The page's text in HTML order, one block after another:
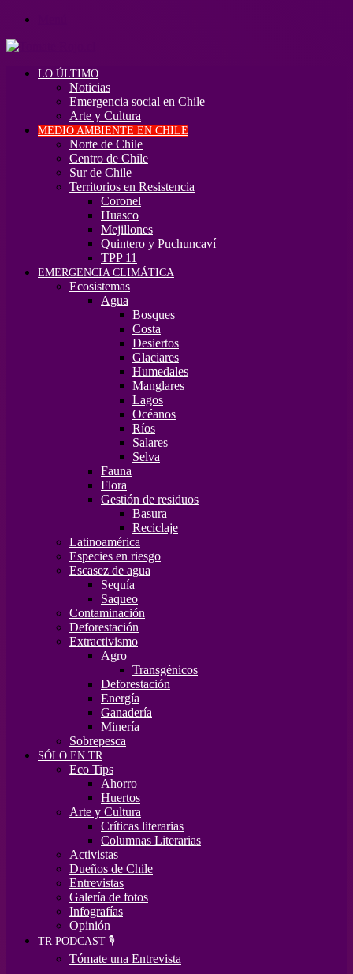
LO ÚLTIMO
Noticias
Emergencia social en Chile
Arte y Cultura
MEDIO AMBIENTE EN CHILE
Norte de Chile
Centro de Chile
Sur de Chile
Territorios en Resistencia
Coronel
Huasco
Mejillones
Quintero y Puchuncaví
TPP 11
EMERGENCIA CLIMÁTICA
Ecosistemas
Agua
Bosques
Costa
Desiertos
Glaciares
Humedales
Manglares
Lagos
Océanos
Ríos
Salares
Selva
Fauna
Flora
Gestión de residuos
Basura
Reciclaje
Latinoamérica
Especies en riesgo
Escasez de agua
Sequía
Saqueo
Contaminación
Deforestación
Extractivismo
Agro
Transgénicos
Deforestación
Energía
Ganadería
Minería
Sobrepesca
SÓLO EN TR
Eco Tips
Ahorro
Huertos
Arte y Cultura
Críticas literarias
Columnas Literarias
Activistas
Dueños de Chile
Entrevistas
Galería de fotos
Infografías
Opinión
TR PODCAST 🎙️
Tómate una Entrevista